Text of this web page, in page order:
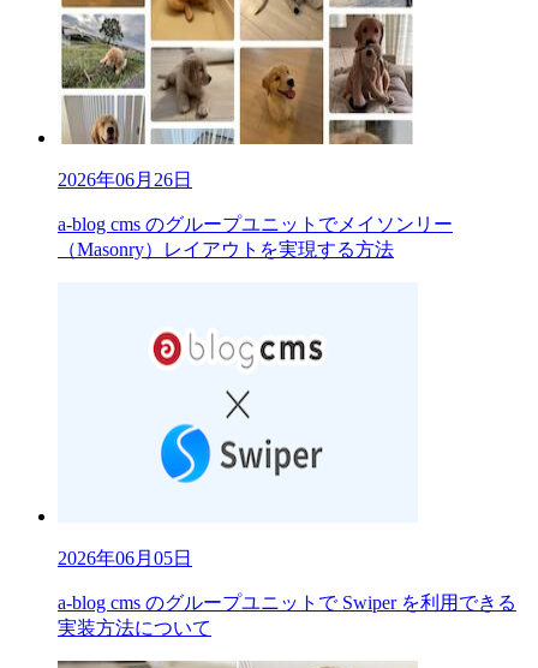
2026年06月26日
a-blog cms のグループユニットでメイソンリー
（Masonry）レイアウトを実現する方法
2026年06月05日
a-blog cms のグループユニットで Swiper を利用できる
実装方法について